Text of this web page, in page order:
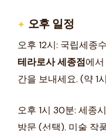
오후 일정
오후 12시: 국립세종
테라로사 세종점에
간을 보내세요. (약 1
오후 1시 30분: 세종
방문 (선택). 미술 작